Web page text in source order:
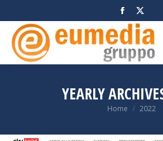
Facebook
page
opens
in
window
page
opens
in
YEARLY
You are here:
Home 2022